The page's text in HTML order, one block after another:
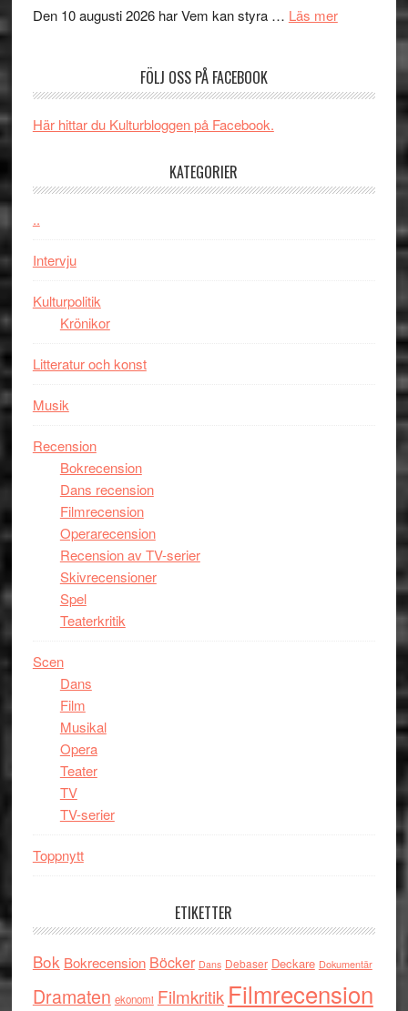
teater
´s
och
Jackie
Den 10 augusti 2026 har Vem kan styra … Läs merom
synas
Vem
FÖLJ OSS PÅ FACEBOOK
Här hittar du Kulturbloggen på Facebook.
KATEGORIER
..
Intervju
Kulturpolitik
Krönikor
Litteratur och konst
Musik
Recension
Bokrecension
Dans recension
Filmrecension
Operarecension
Recension av TV-serier
Skivrecensioner
Spel
Teaterkritik
Scen
Dans
Film
Musikal
Opera
Teater
TV
TV-serier
Toppnytt
ETIKETTER
Bok Bokrecension Böcker Dans Debaser Deckare Dokumentär
Dramaten ekonomi Filmkritik Filmrecension